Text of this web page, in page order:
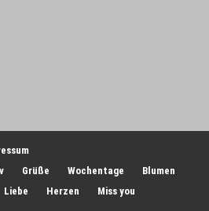
Grüße Wochentage
Blumen
Liebe Herzen Miss you